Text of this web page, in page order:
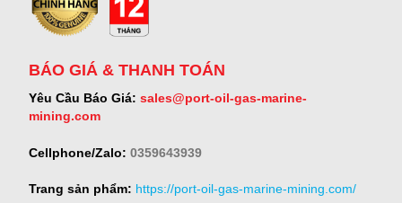
BÁO GIÁ & THANH TOÁN
Yêu Cầu Báo Giá: sales@port-oil-gas-marine-
mining.com
Cellphone/Zalo: 0359643939
Trang sản phẩm: https://port-oil-gas-marine-mining.com/